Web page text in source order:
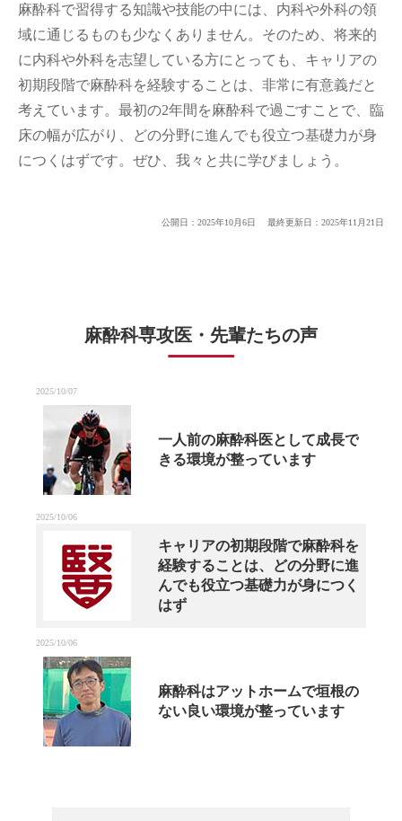
麻酔科で習得する知識や技能の中には、内科や外科の領
域に通じるものも少なくありません。そのため、将来的
に内科や外科を志望している方にとっても、キャリアの
初期段階で麻酔科を経験することは、非常に有意義だと
考えています。最初の2年間を麻酔科で過ごすことで、臨
床の幅が広がり、どの分野に進んでも役立つ基礎力が身
につくはずです。ぜひ、我々と共に学びましょう。
公開日：2025年10月6日 最終更新日：2025年11月21日
麻酔科専攻医・先輩たちの声
一人前の麻酔科医として成長で
きる環境が整っています
2025/10/07
キャリアの初期段階で麻酔科を
経験することは、どの分野に進
んでも役立つ基礎力が身につく
はず
2025/10/06
麻酔科はアットホームで垣根の
ない良い環境が整っています
2025/10/06